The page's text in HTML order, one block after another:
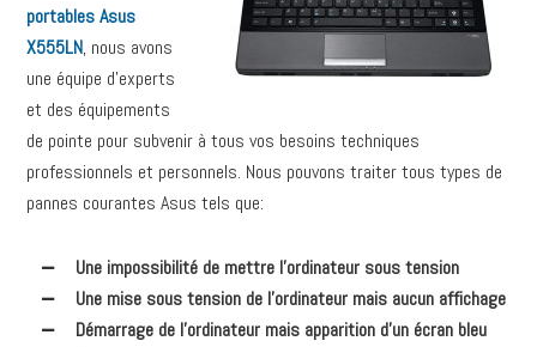
portables Asus
X555LN, nous avons
une équipe d’experts
et des équipements
de pointe pour subvenir à tous vos besoins techniques
professionnels et personnels. Nous pouvons traiter tous types de
pannes courantes Asus tels que:
Une impossibilité de mettre l’ordinateur sous tension
Une mise sous tension de l’ordinateur mais aucun affichage
Démarrage de l’ordinateur mais apparition d’un écran bleu